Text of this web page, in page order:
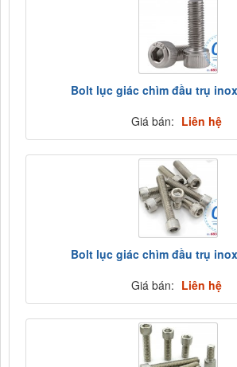
Bolt lục giác chìm đầu trụ
Giá bán: Liên hệ
Bolt lục giác chìm đầu trụ
Giá bán: Liên hệ